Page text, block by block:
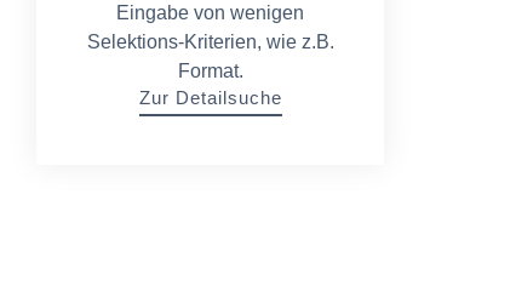
Eingabe von wenigen
Selektions-Kriterien, wie z.B.
Format.
Zur Detailsuche